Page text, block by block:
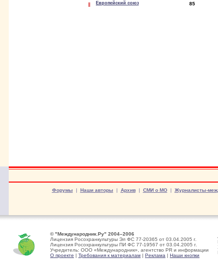
Европейский союз 85
Форумы | Наши авторы | Архив| СМИ о МО| Журналисты-
© "Международник.Ру" 2004–2006
Лицензия Росохранкультуры Эл ФС 77-20365 от 03.04.2005 г.
Лицензия Росохранкультуры ПИ ФС 77-19567 от 03.04.2005 г.
Учредитель: ООО «Международник», агентство PR и информации
О проекте | Требования к материалам | Реклама | Наши кнопки